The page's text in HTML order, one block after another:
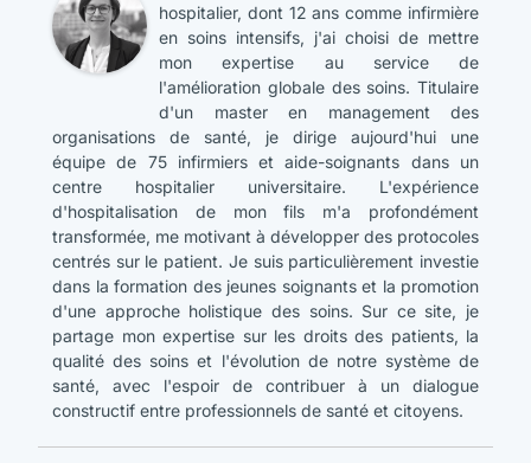
hospitalier, dont 12 ans comme infirmière
en soins intensifs, j'ai choisi de mettre
mon expertise au service de
l'amélioration globale des soins. Titulaire
d'un master en management des
organisations de santé, je dirige aujourd'hui une
équipe de 75 infirmiers et aide-soignants dans un
centre hospitalier universitaire. L'expérience
d'hospitalisation de mon fils m'a profondément
transformée, me motivant à développer des protocoles
centrés sur le patient. Je suis particulièrement investie
dans la formation des jeunes soignants et la promotion
d'une approche holistique des soins. Sur ce site, je
partage mon expertise sur les droits des patients, la
qualité des soins et l'évolution de notre système de
santé, avec l'espoir de contribuer à un dialogue
constructif entre professionnels de santé et citoyens.